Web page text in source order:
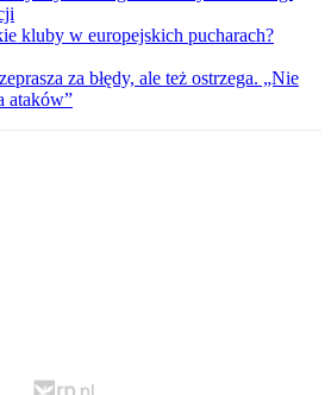
kluby w europejskich pucharach?
za błędy, ale też ostrzega. „Nie
ataków”